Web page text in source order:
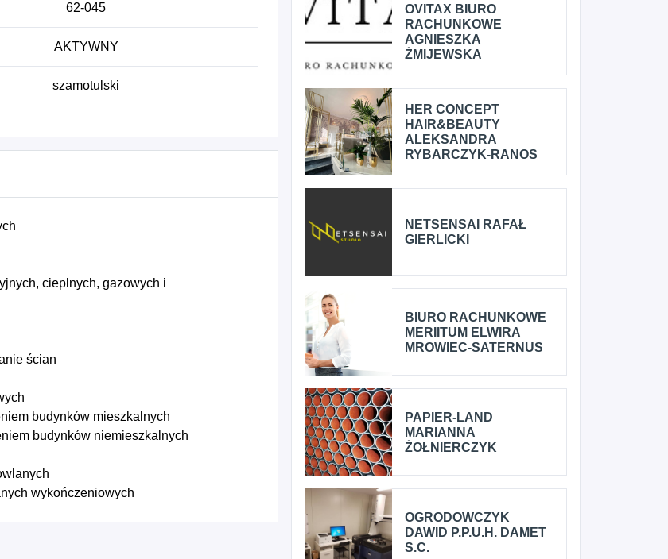
62-045
AKTYWNY
szamotulski
cieplnych, gazowych i
ścian
budynków mieszkalnych
budynków niemieszkalnych
wykończeniowych
OVITAX BIURO
RACHUNKOWE
AGNIESZKA
ŻMIJEWSKA
HER CONCEPT
HAIR&BEAUTY
ALEKSANDRA
RYBARCZYK-RANOS
NETSENSAI RAFAŁ
GIERLICKI
BIURO RACHUNKOWE
MERIITUM ELWIRA
MROWIEC-SATERNUS
PAPIER-LAND
MARIANNA
ŻOŁNIERCZYK
OGRODOWCZYK
DAWID P.P.U.H. DAMET
S.C.